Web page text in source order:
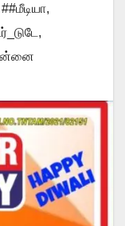
##மீடியா,
,